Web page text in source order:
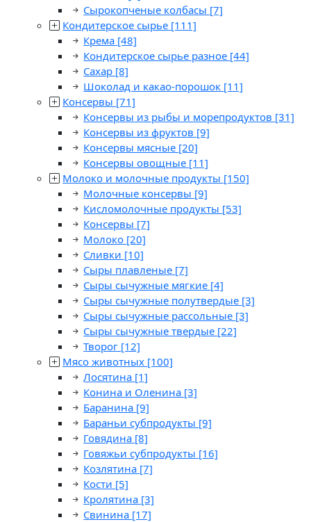
Сырокопченые колбасы [7]
Кондитерское сырье [111]
Крема [48]
Кондитерское сырье разное [44]
Сахар [8]
Шоколад и какао-порошок [11]
Консервы [71]
Консервы из рыбы и морепродуктов [31]
Консервы из фруктов [9]
Консервы мясные [20]
Консервы овощные [11]
Молоко и молочные продукты [150]
Молочные консервы [9]
Кисломолочные продукты [53]
Консервы [7]
Молоко [20]
Сливки [10]
Сыры плавленые [7]
Сыры сычужные мягкие [4]
Сыры сычужные полутвердые [3]
Сыры сычужные рассольные [3]
Сыры сычужные твердые [22]
Творог [12]
Мясо животных [100]
Лосятина [1]
Конина и Оленина [3]
Баранина [9]
Бараньи субпродукты [9]
Говядина [8]
Говяжьи субпродукты [16]
Козлятина [7]
Кости [5]
Кролятина [3]
Свинина [17]